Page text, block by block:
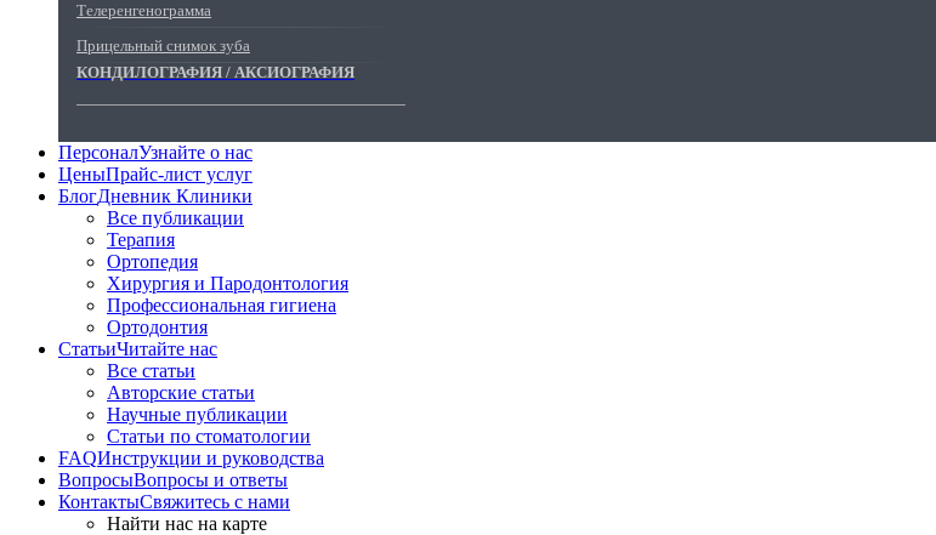
Телеренгенограмма
Прицельный снимок зуба
КОНДИЛОГРАФИЯ / АКСИОГРАФИЯ
ПерсоналУзнайте о нас
ЦеныПрайс-лист услуг
БлогДневник Клиники
Все публикации
Терапия
Ортопедия
Хирургия и Пародонтология
Профессиональная гигиена
Ортодонтия
СтатьиЧитайте нас
Все статьи
Авторские статьи
Научные публикации
Статьи по стоматологии
FAQИнструкции и руководства
ВопросыВопросы и ответы
КонтактыСвяжитесь с нами
Найти нас на карте